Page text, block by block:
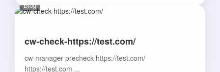
Blog
cw-check-https://test.com/
cw-manager precheck https://test.com/ -
https://test.com ...